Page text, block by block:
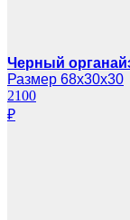
Черный
Размер 68х30х30
2100
₽